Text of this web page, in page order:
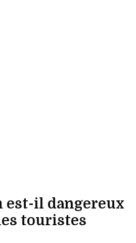
est-il dangereux
touristes